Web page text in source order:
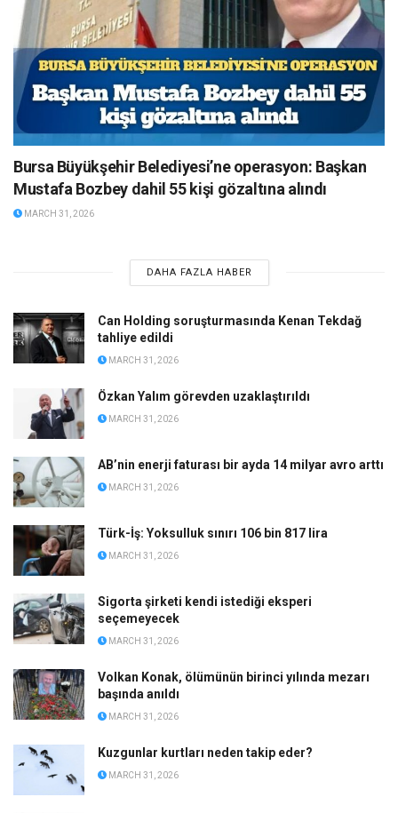
Bursa Büyükşehir Belediyesi’ne operasyon: Başkan
Mustafa Bozbey dahil 55 kişi gözaltına alındı
MARCH 31, 2026
DAHA FAZLA HABER
Can Holding soruşturmasında Kenan Tekdağ
tahliye edildi
MARCH 31, 2026
Özkan Yalım görevden uzaklaştırıldı
MARCH 31, 2026
AB’nin enerji faturası bir ayda 14 milyar avro arttı
MARCH 31, 2026
Türk-İş: Yoksulluk sınırı 106 bin 817 lira
MARCH 31, 2026
Sigorta şirketi kendi istediği eksperi
seçemeyecek
MARCH 31, 2026
Volkan Konak, ölümünün birinci yılında mezarı
başında anıldı
MARCH 31, 2026
Kuzgunlar kurtları neden takip eder?
MARCH 31, 2026